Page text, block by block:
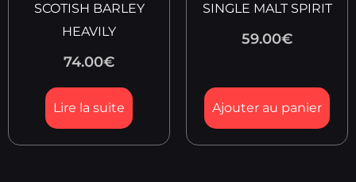
SCOTISH BARLEY
HEAVILY
74.00€
Lire la suite
SINGLE MALT SPIRIT
59.00€
Ajouter au panier